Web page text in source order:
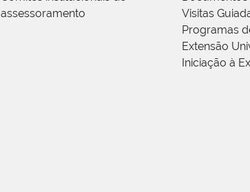
assessoramento
Visitas
Programas
Extensão
Iniciação à